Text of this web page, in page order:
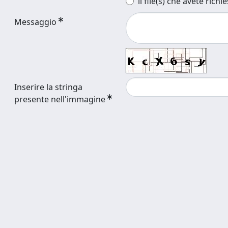
Messaggio
Inserire la stringa
presente nell'immagine